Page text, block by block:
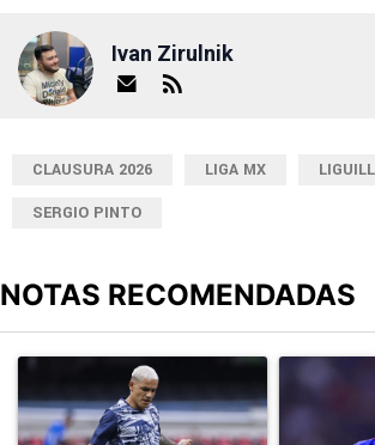
Ivan Zirulnik
CLAUSURA 2026 LIGA MX
SERGIO PINTO
NOTAS RECOMENDADAS
Un artículo de tendencia con el título
Un